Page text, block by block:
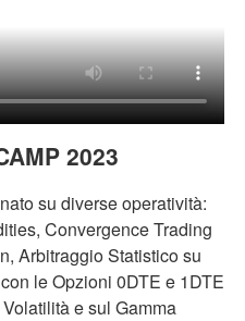
2023
su diverse operatività:
Convergence Trading
Arbitraggio Statistico su
le Opzioni 0DTE e 1DTE
e sul Gamma